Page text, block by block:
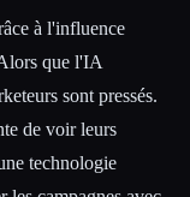
à l'influence
que l'IA
sont pressés.
de voir leurs
technologie